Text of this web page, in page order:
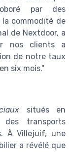
par des
commodité de
de Nextdoor, a
nos clients a
de notre taux
six mois."
situés en
transports
À Villejuif, une
a révélé que